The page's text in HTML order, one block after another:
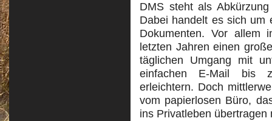
DMS steht als
Dabei handelt es sich um
Dokumenten. Vor allem
letzten Jahren einen
täglichen Umgang mit
einfachen E-Mail bis
erleichtern. Doch
vom papierlosen Büro,
ins Privatleben übertragen